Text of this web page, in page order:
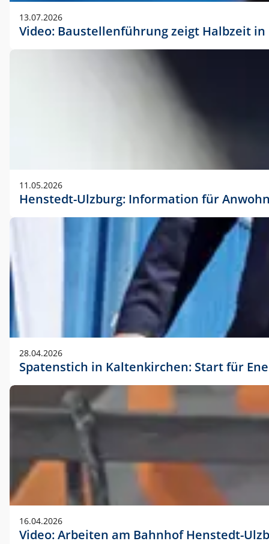
13.07.2026
Video: Baustellenführung zeigt Halbzeit
11.05.2026
Henstedt-Ulzburg: Information für
28.04.2026
Spatenstich in Kaltenkirchen: Start für
16.04.2026
Video: Arbeiten am Bahnhof Henstedt-